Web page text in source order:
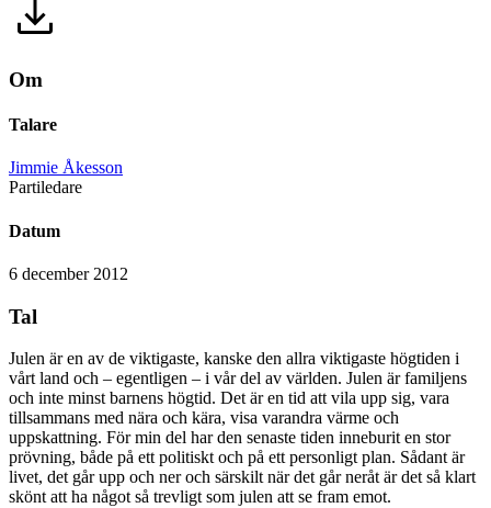
Om
Talare
Jimmie Åkesson
Partiledare
Datum
6 december 2012
Tal
Julen är en av de viktigaste, kanske den allra viktigaste högtiden i
vårt land och – egentligen – i vår del av världen. Julen är familjens
och inte minst barnens högtid. Det är en tid att vila upp sig, vara
tillsammans med nära och kära, visa varandra värme och
uppskattning. För min del har den senaste tiden inneburit en stor
prövning, både på ett politiskt och på ett personligt plan. Sådant är
livet, det går upp och ner och särskilt när det går neråt är det så klart
skönt att ha något så trevligt som julen att se fram emot.